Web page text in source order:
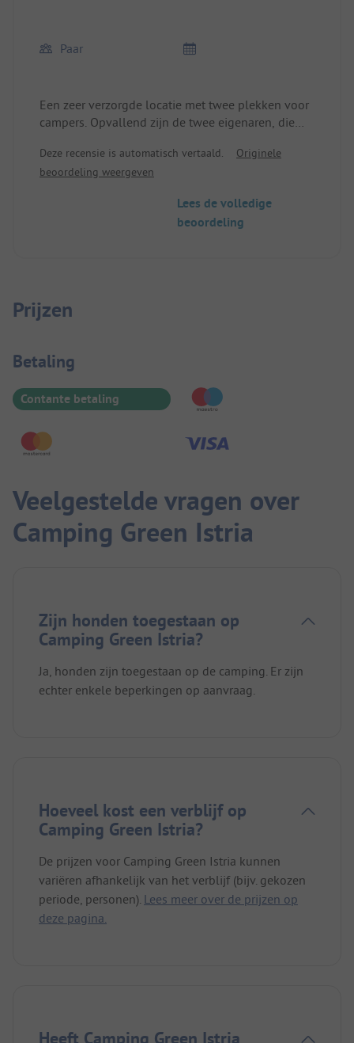
Paar
Een zeer verzorgde locatie met twee plekken voor
campers. Opvallend zijn de twee eigenaren, die
op lokale basis nog zelf bereid. Zelfs het brood
voor het decadente ontbijt wordt zelfgebakken. Op
bij je camper of kun je zelf je locatie voor het
ontbijt kiezen? Wij komen graag terug.
Deze recensie is automatisch vertaald.
Originele
beoordeling weergeven
Lees de volledige
beoordeling
Prijzen
Betaalinformatie
Betaling
Contante betaling
Veelgestelde vragen over
Camping Green Istria
Zijn honden toegestaan op
Camping Green Istria?
Ja, honden zijn toegestaan op de camping. Er zijn
echter enkele beperkingen op aanvraag.
Hoeveel kost een verblijf op
Camping Green Istria?
De prijzen voor Camping Green Istria kunnen
variëren afhankelijk van het verblijf (bijv. gekozen
periode, personen). Lees meer over de prijzen op
deze pagina.
Heeft Camping Green Istria